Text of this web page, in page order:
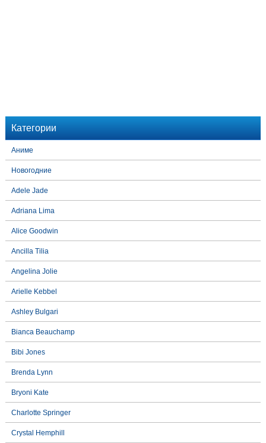
Категории
Аниме
Новогодние
Adele Jade
Adriana Lima
Alice Goodwin
Ancilla Tilia
Angelina Jolie
Arielle Kebbel
Ashley Bulgari
Bianca Beauchamp
Bibi Jones
Brenda Lynn
Bryoni Kate
Charlotte Springer
Crystal Hemphill